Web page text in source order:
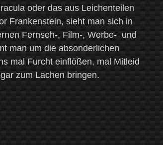
oder das aus Leichenteilen
Frankenstein, sieht man sich in
Fernseh-, Film-, Werbe- und
man um die absonderlichen
mal Furcht einflößen, mal Mitleid
zum Lachen bringen.